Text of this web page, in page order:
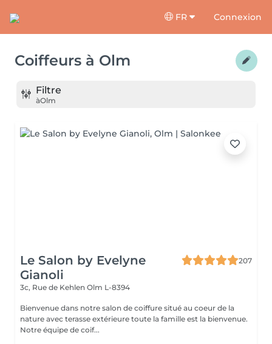
FR Connexion
Coiffeurs à Olm
Filtre
àOlm
Le Salon by Evelyne
Gianoli
207
3c, Rue de Kehlen Olm L-8394
Bienvenue dans notre salon de coiffure situé au coeur de la
nature avec terasse extérieure toute la famille est la bienvenue.
Notre équipe de coif...